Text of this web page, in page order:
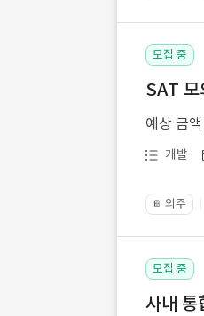
모집 중
SAT 모
예상 금액
개발
📔 외주
모집 중
사내 통